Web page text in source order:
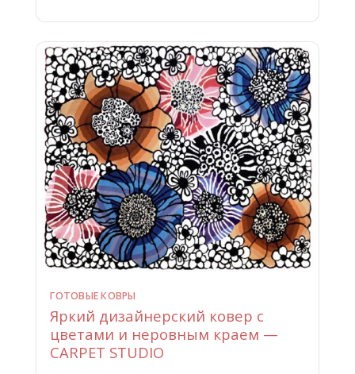
ГОТОВЫЕ КОВРЫ
Яркий дизайнерский ковер с
цветами и неровным краем —
CARPET STUDIO